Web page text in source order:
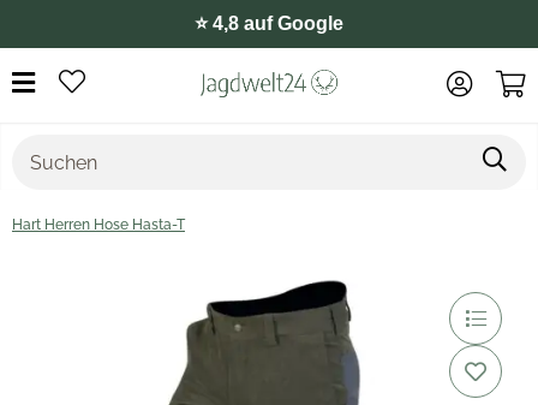
⭐️ 4,8 auf Google
Hart Herren Hose Hasta-T